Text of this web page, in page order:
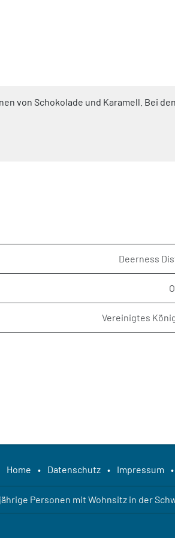
von Schokolade und Karamell. Bei
Deerness
Vereinigtes
Home • Datenschutz • Impressum •
Personen mit Wohnsitz in der